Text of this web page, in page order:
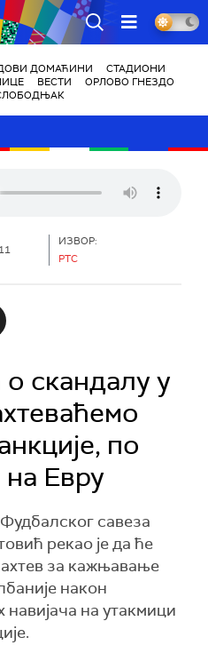
ДОМАЋИНИ
СТАДИОНИ
ВЕСТИ
ОРЛОВО ГНЕЗДО
ИЗВОР:
РТС
скандалу у
по
Евру
савеза
рекао је да ће
за кажњавање
након
на утакмици